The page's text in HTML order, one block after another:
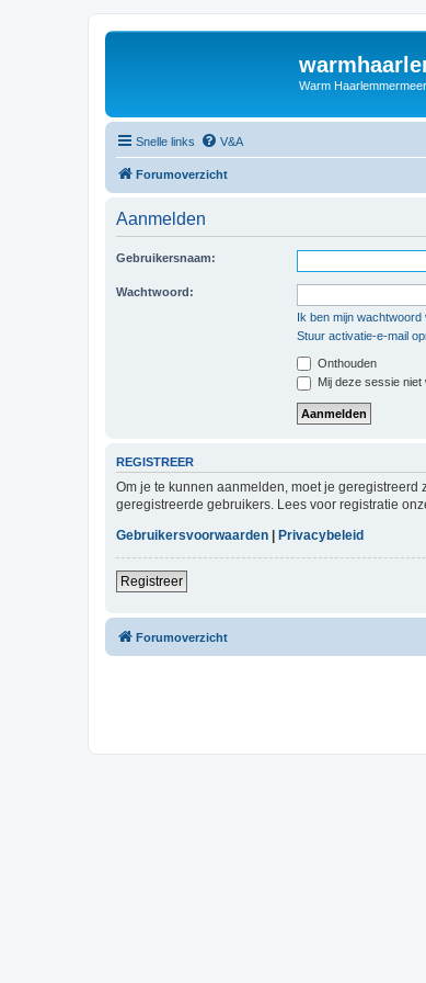
Warm
Snelle links V&A
Forumoverzicht
Aanmelden
Gebruikersnaam:
Wachtwoord:
Ik ben mijn wachtwoord
Stuur activatie-e-mail
Onthouden
Mij deze sessie niet
REGISTREER
Om je te kunnen aanmelden, moet je
geregistreerde gebruikers. Lees voor registratie
Gebruikersvoorwaarden
Privacybeleid
Registreer
Forumoverzicht